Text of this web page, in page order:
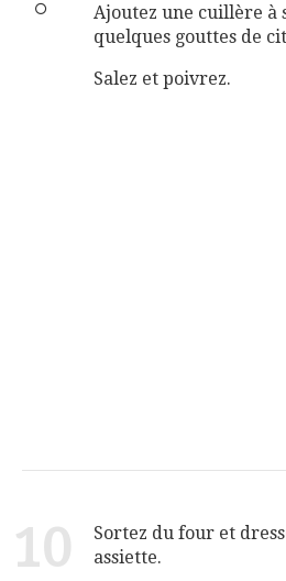
Ajoutez une cuillère à
quelques gouttes de
Salez et poivrez.
10
Sortez du four et
assiette.